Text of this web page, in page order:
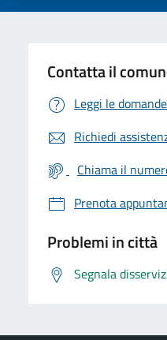
Contatta il
Leggi le
Richiedi
Chiama il
Prenota
Problemi in città
Segnala